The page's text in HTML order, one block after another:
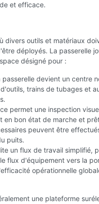
et efficace.
divers outils et matériaux
déployés. La passerelle
désigné pour :
passerelle devient un centre
trains de tubages et
permet une inspection
en bon état de marche et
peuvent être
puits.
un flux de travail simplifié,
flux d'équipement vers la
opérationnelle
une plateforme